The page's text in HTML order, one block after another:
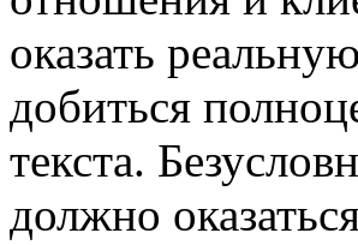
оказать
добиться
текста.
должно